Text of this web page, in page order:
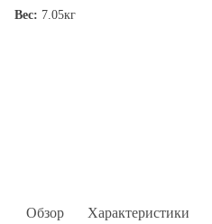
Вес: 7.05кг
Обзор Характеристики